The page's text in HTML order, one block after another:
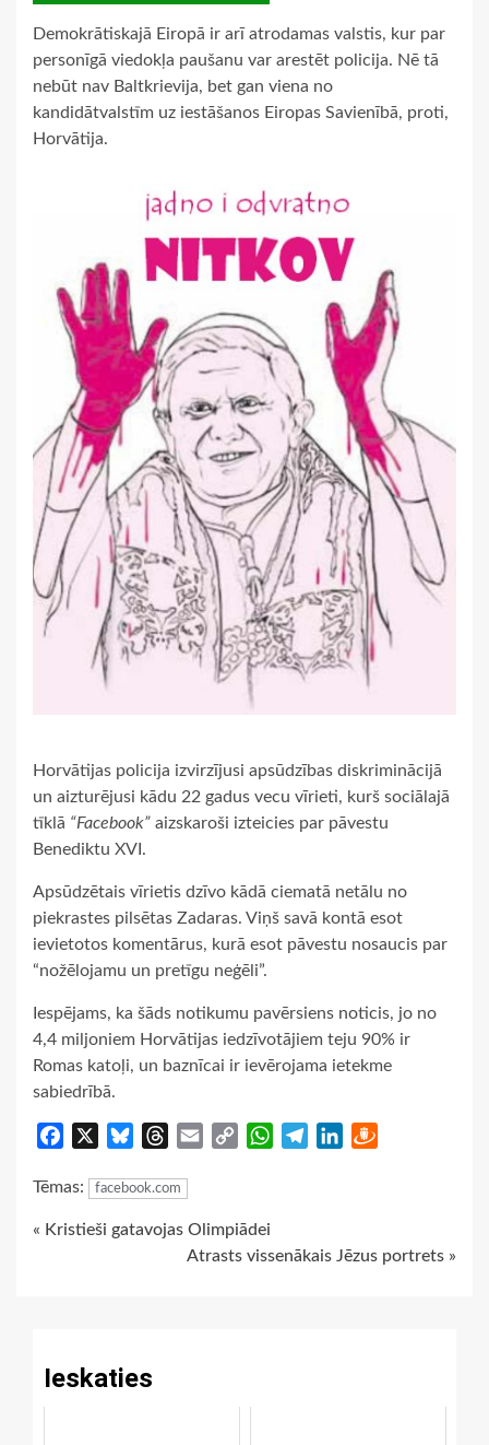
Demokrātiskajā Eiropā ir arī atrodamas valstis, kur par
personīgā viedokļa paušanu var arestēt policija. Nē tā
nebūt nav Baltkrievija, bet gan viena no
kandidātvalstīm uz iestāšanos Eiropas Savienībā, proti,
Horvātija.
Horvātijas policija izvirzījusi apsūdzības diskriminācijā
un aizturējusi kādu 22 gadus vecu vīrieti, kurš sociālajā
tīklā “Facebook” aizskaroši izteicies par pāvestu
Benediktu XVI.
Apsūdzētais vīrietis dzīvo kādā ciematā netālu no
piekrastes pilsētas Zadaras. Viņš savā kontā esot
ievietotos komentārus, kurā esot pāvestu nosaucis par
“nožēlojamu un pretīgu neģēli”.
Iespējams, ka šāds notikumu pavērsiens noticis, jo no
4,4 miljoniem Horvātijas iedzīvotājiem teju 90% ir
Romas katoļi, un baznīcai ir ievērojama ietekme
sabiedrībā.
Facebook BlueskyThreads
Email
Copy
WhatsApp
TelegramLinkedIn
Tēmas: facebook.com
Continue
« Kristieši gatavojas Olimpiādei
Atrasts vissenākais Jēzus portrets »
Ieskaties